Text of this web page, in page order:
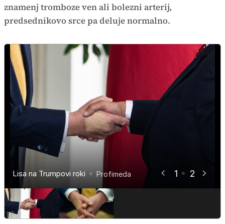
znamenj tromboze ven ali bolezni arterij,
predsednikovo srce pa deluje normalno.
1 2
Lisa na Trumpovi roki Profimeda
Donald Trump AP